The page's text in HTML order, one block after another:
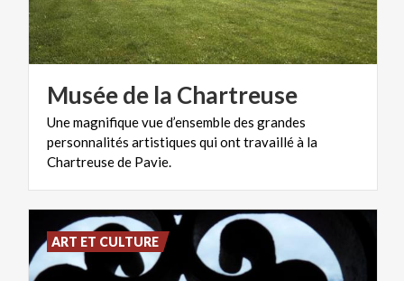
Muséede la Chartreuse
Une magnifique vue d’ensemble des grandes
personnalités artistiques qui ont travaillé à la
Chartreuse de Pavie.
ART ET CULTURE